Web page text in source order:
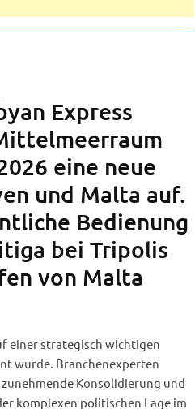
Express
eine neue
und Malta auf.
Bedienung
bei Tripolis
von Malta
einer strategisch wichtigen
wurde. Branchenexperten
Konsolidierung und
komplexen politischen Lage im